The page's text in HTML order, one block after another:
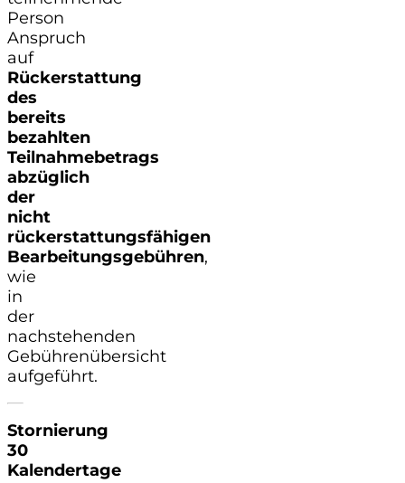
Person
Anspruch
auf
Rückerstattung
des
bereits
bezahlten
Teilnahmebetrags
abzüglich
der
nicht
rückerstattungsfähigen
Bearbeitungsgebühren,
wie
in
der
nachstehenden
Gebührenübersicht
aufgeführt.
Stornierung
30
Kalendertage